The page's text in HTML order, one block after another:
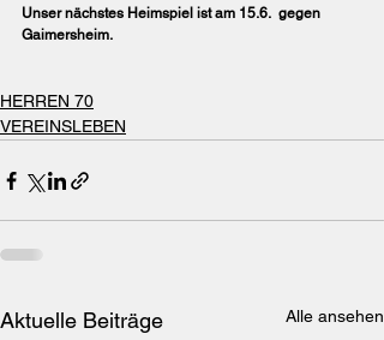
Unser nächstes Heimspiel ist am 15.6.  gegen
Gaimersheim.
HERREN 70
VEREINSLEBEN
Aktuelle Beiträge Alle ansehen